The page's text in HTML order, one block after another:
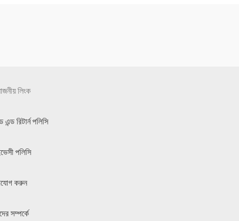
লিংক
এন্ড রিটার্ন পলিসি
পলিসি
করুন
সম্পর্কে